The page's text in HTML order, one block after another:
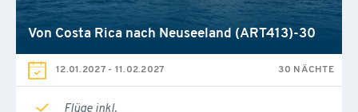
Von Costa Rica nach Neuseeland (ART413)-30
12.01.2027- 11.02.2027 30 NÄCHTE
Flüge inkl.